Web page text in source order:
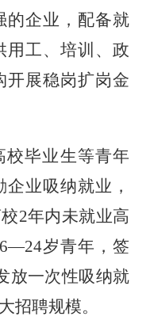
的企业，配备就
用工、培训、政
开展稳岗扩岗金
校毕业生等青年
业吸纳就业，
2年内未就业高
岁青年，签
放一次性吸纳就
招聘规模。